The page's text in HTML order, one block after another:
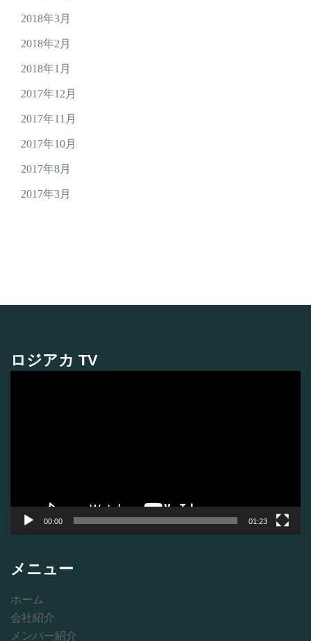
2018年3月
2018年2月
2018年1月
2017年12月
2017年11月
2017年10月
2017年8月
2017年3月
ロジアカ TV
00:00 01:23
メニュー
ホーム
会社紹介
メンバー紹介